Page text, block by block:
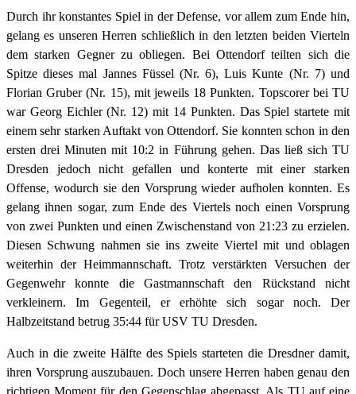
Durch ihr konstantes Spiel in der Defense, vor allem zum Ende hin,
gelang es unseren Herren schließlich in den letzten beiden Vierteln
dem starken Gegner zu obliegen. Bei Ottendorf teilten sich die
Spitze dieses mal Jannes Füssel (Nr. 6), Luis Kunte (Nr. 7) und
Florian Gruber (Nr. 15), mit jeweils 18 Punkten. Topscorer bei TU
war Georg Eichler (Nr. 12) mit 14 Punkten. Das Spiel startete mit
einem sehr starken Auftakt von Ottendorf. Sie konnten schon in den
ersten drei Minuten mit 10:2 in Führung gehen. Das ließ sich TU
Dresden jedoch nicht gefallen und konterte mit einer starken
Offense, wodurch sie den Vorsprung wieder aufholen konnten. Es
gelang ihnen sogar, zum Ende des Viertels noch einen Vorsprung
von zwei Punkten und einen Zwischenstand von 21:23 zu erzielen.
Diesen Schwung nahmen sie ins zweite Viertel mit und oblagen
weiterhin der Heimmannschaft. Trotz verstärkten Versuchen der
Gegenwehr konnte die Gastmannschaft den Rückstand nicht
verkleinern. Im Gegenteil, er erhöhte sich sogar noch. Der
Halbzeitstand betrug 35:44 für USV TU Dresden.
Auch in die zweite Hälfte des Spiels starteten die Dresdner damit,
ihren Vorsprung auszubauen. Doch unsere Herren haben genau den
richtigen Moment für den Gegenschlag abgepasst. Als TU auf eine